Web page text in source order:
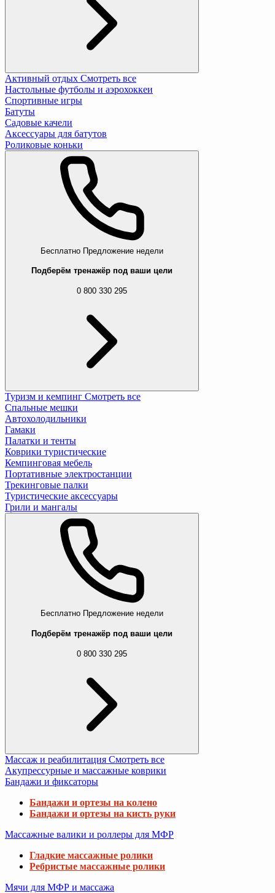
Активный отдых Смотреть все
Настольные футболы и аэрохоккеи
Спортивные игры
Батуты
Садовые качели
Аксессуары для батутов
Роликовые коньки
Бесплатно Предложение недели
Подберём тренажёр под ваши цели
0 800 330 295
Туризм и кемпинг Смотреть все
Спальные мешки
Автохолодильники
Гамаки
Палатки и тенты
Коврики туристические
Кемпинговая мебель
Портативные электростанции
Трекинговые палки
Туристические аксессуары
Грили и мангалы
Бесплатно Предложение недели
Подберём тренажёр под ваши цели
0 800 330 295
Массаж и реабилитация Смотреть все
Акупрессурные и массажные коврики
Бандажи и фиксаторы
Бандажи и ортезы на колено
Бандажи и ортезы на кисть руки
Массажные валики и роллеры для МФР
Гладкие массажные ролики
Ребристые массажные ролики
Мячи для МФР и массажа